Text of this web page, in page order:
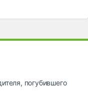
погубившего